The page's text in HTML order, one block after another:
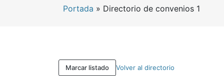
Portada » Directorio de convenios 1
Marcar listado Volver al directorio